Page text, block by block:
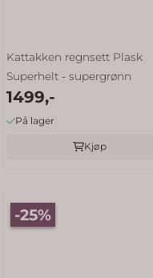
Kattakken regnsett Plask
Superhelt - supergrønn
1499,-
På lager
Kjøp
-25%